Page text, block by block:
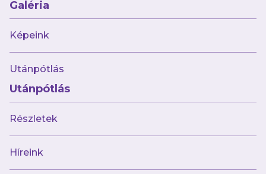
Galéria
Képeink
Utánpótlás
Utánpótlás
Részletek
Híreink
Törzsszurkoló: